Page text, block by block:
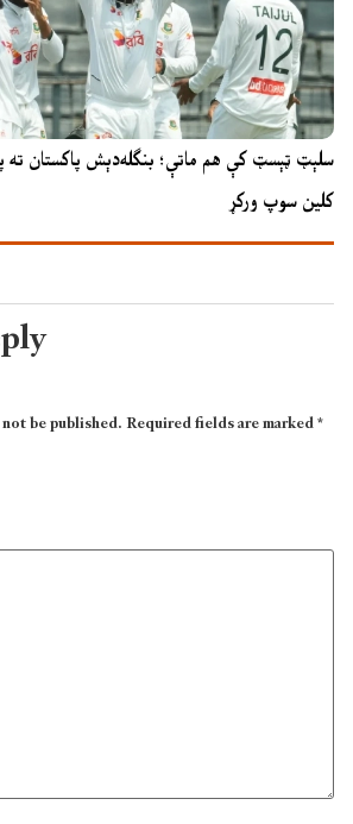
سلېټ ټېسټ کې هم ماتې؛ بنګله‌دېش پاکستان ته
کلین سوپ ورکړ
be published.Required fields are marked*